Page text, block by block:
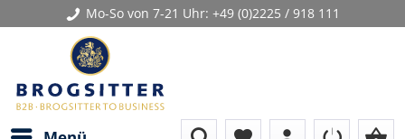
Mo-So von 7-21 Uhr: +49 (0)2225 / 918 111